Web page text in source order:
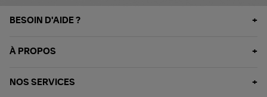
BESOIN D'AIDE ?
À PROPOS
NOS SERVICES